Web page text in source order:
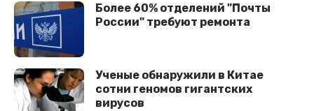
Более 60% отделений "Почты
России" требуют ремонта
Ученые обнаружили в Китае
сотни геномов гигантских
вирусов